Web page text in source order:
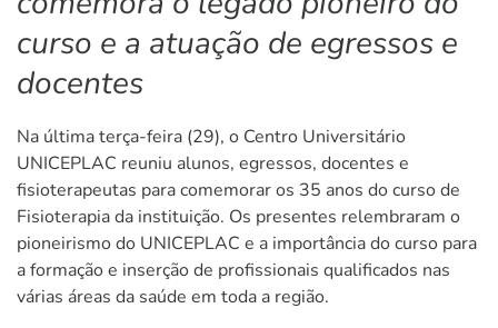
curso e a atuação de egressos e
docentes
Na última terça-feira (29), o Centro Universitário
UNICEPLAC reuniu alunos, egressos, docentes e
fisioterapeutas para comemorar os 35 anos do curso de
Fisioterapia da instituição. Os presentes relembraram o
pioneirismo do UNICEPLAC e a importância do curso para
a formação e inserção de profissionais qualificados nas
várias áreas da saúde em toda a região.